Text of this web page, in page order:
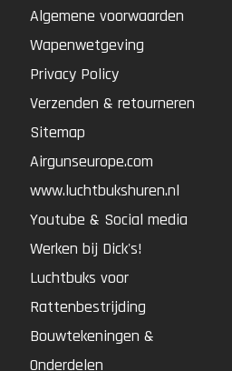
Algemene voorwaarden
Wapenwetgeving
Privacy Policy
Verzenden & retourneren
Sitemap
Airgunseurope.com
www.luchtbukshuren.nl
Youtube & Social media
Werken bij Dick's!
Luchtbuks voor
Rattenbestrijding
Bouwtekeningen &
Onderdelen